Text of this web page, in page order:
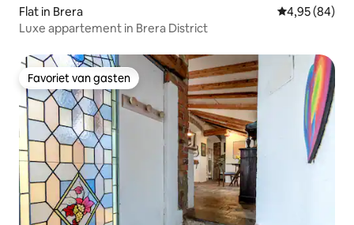
Flat in Brera Gemiddelde
4,95 (84)
Luxe appartement in Brera District
Favoriet van gasten
Favoriet van gasten